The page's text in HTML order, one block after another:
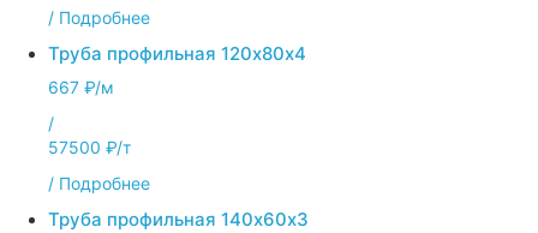
/ Подробнее
Труба профильная 120х80х4
667 ₽/м
/
57500 ₽/т
/ Подробнее
Труба профильная 140х60х3